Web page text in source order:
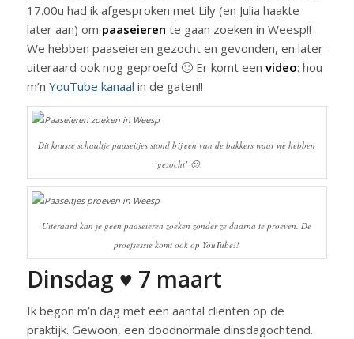
17.00u had ik afgesproken met Lily (en Julia haakte
later aan) om paaseieren te gaan zoeken in Weesp!!
We hebben paaseieren gezocht en gevonden, en later
uiteraard ook nog geproefd 🙂 Er komt een video: hou
m’n YouTube kanaal in de gaten!!
Dit knusse schaaltje paaseitjes stond bij een van de bakkers waar we hebben
‘gezocht’ 🙂
Uiteraard kan je geen paaseieren zoeken zonder ze daarna te proeven. De
proefsessie komt ook op YouTube!!
Dinsdag ♥ 7 maart
Ik begon m’n dag met een aantal clienten op de
praktijk. Gewoon, een doodnormale dinsdagochtend.